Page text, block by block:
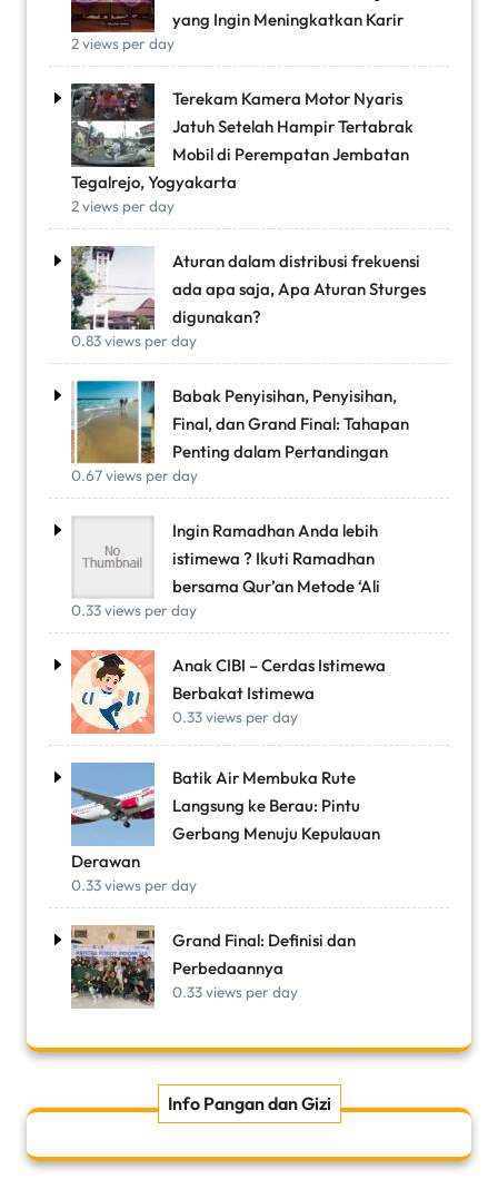
yang Ingin Meningkatkan Karir
2 views per day
Terekam Kamera Motor Nyaris
Jatuh Setelah Hampir Tertabrak
Mobil di Perempatan Jembatan
Tegalrejo, Yogyakarta
2 views per day
Aturan dalam distribusi frekuensi
ada apa saja, Apa Aturan Sturges
digunakan?
0.83 views per day
Babak Penyisihan, Penyisihan,
Final, dan Grand Final: Tahapan
Penting dalam Pertandingan
0.67 views per day
Ingin Ramadhan Anda lebih
istimewa ? Ikuti Ramadhan
bersama Qur’an Metode ‘Ali
0.33 views per day
Anak CIBI – Cerdas Istimewa
Berbakat Istimewa
0.33 views per day
Batik Air Membuka Rute
Langsung ke Berau: Pintu
Gerbang Menuju Kepulauan
Derawan
0.33 views per day
Grand Final: Definisi dan
Perbedaannya
0.33 views per day
Info Pangan dan Gizi